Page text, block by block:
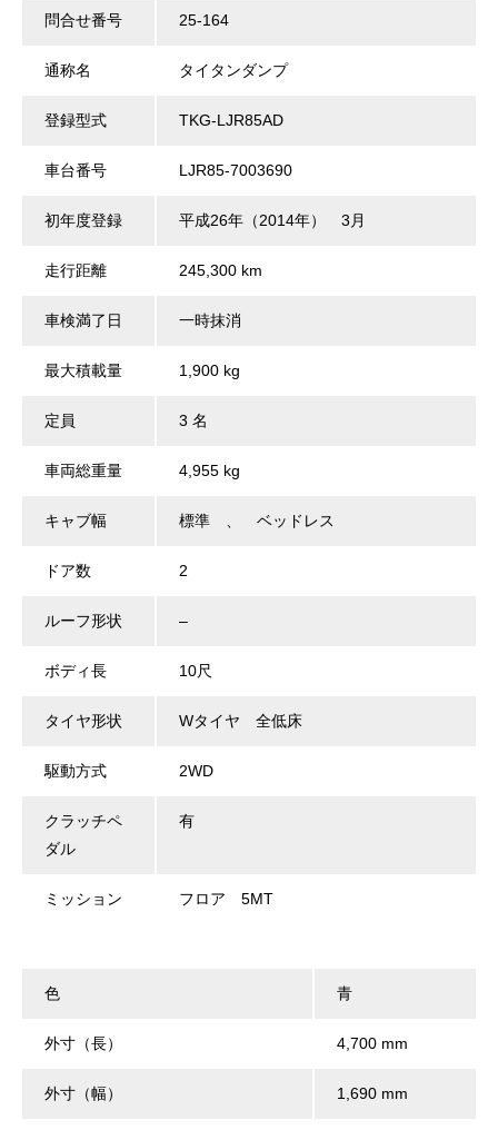
問合せ番号 25-164
通称名 タイタンダンプ
登録型式 TKG-LJR85AD
車台番号 LJR85-7003690
初年度登録 平成26年（2014年） 3月
走行距離 245,300 km
車検満了日 一時抹消
最大積載量 1,900 kg
定員 3 名
車両総重量 4,955 kg
キャブ幅 標準 、 ベッドレス
ドア数 2
ルーフ形状 –
ボディ長 10尺
タイヤ形状 Wタイヤ 全低床
駆動方式 2WD
クラッチペ
ダル
有
ミッション フロア 5MT
色 青
外寸（長） 4,700 mm
外寸（幅） 1,690 mm